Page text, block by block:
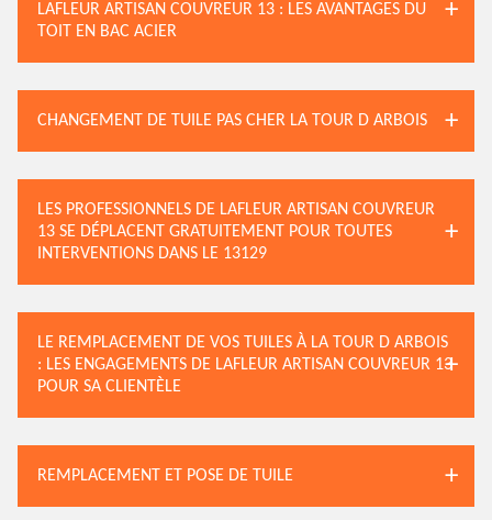
LAFLEUR ARTISAN COUVREUR 13 : LES AVANTAGES DU
TOIT EN BAC ACIER
CHANGEMENT DE TUILE PAS CHER LA TOUR D ARBOIS
LES PROFESSIONNELS DE LAFLEUR ARTISAN COUVREUR
13 SE DÉPLACENT GRATUITEMENT POUR TOUTES
INTERVENTIONS DANS LE 13129
LE REMPLACEMENT DE VOS TUILES À LA TOUR D ARBOIS
: LES ENGAGEMENTS DE LAFLEUR ARTISAN COUVREUR 13
POUR SA CLIENTÈLE
REMPLACEMENT ET POSE DE TUILE